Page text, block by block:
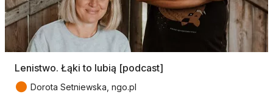
Lenistwo. Łąki to lubią [podcast]
● Dorota Setniewska, ngo.pl